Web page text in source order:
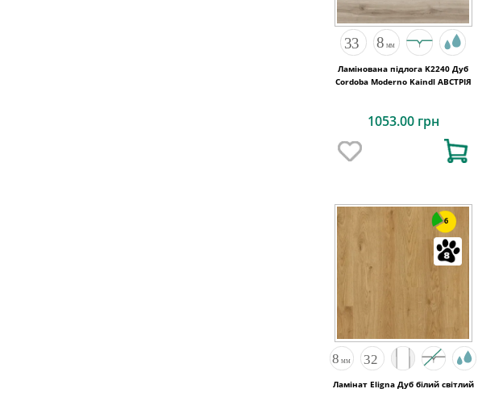
Ламінована підлога K2240 Дуб
Cordoba Moderno Kaindl АВСТРІЯ
1053.00 грн
6
Ламінат Eligna Дуб білий світлий